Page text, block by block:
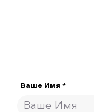
Ваше Имя *